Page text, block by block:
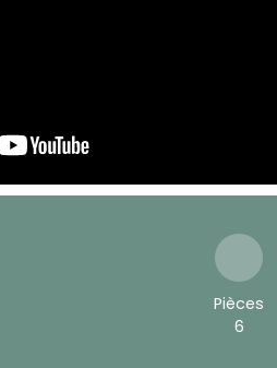
Pièces
6